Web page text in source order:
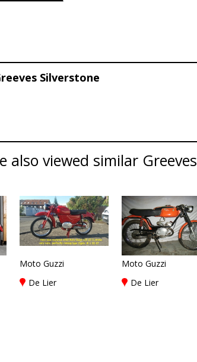
Silverstone
also viewed similar Greeves
Moto Guzzi
De Lier
Moto Guzzi
De Lier